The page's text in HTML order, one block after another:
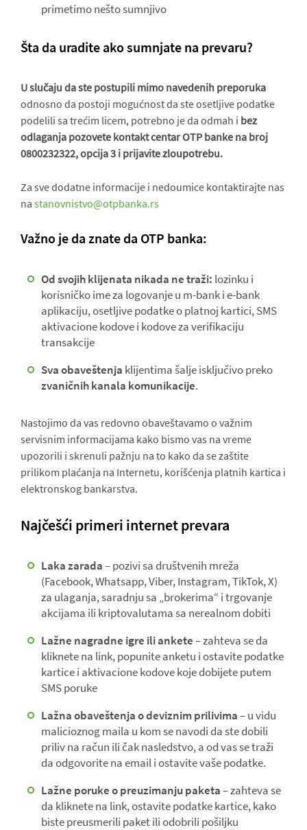
primetimo nešto sumnjivo
Šta da uradite ako sumnjate na prevaru?
U slučaju da ste postupili mimo navedenih preporuka
odnosno da postoji mogućnost da ste osetljive podatke
podelili sa trećim licem, potrebno je da odmah i bez
odlaganja pozovete kontakt centar OTP banke na broj
0800232322, opcija 3 i prijavite zloupotrebu.
Za sve dodatne informacije i nedoumice kontaktirajte nas
na stanovnistvo@otpbanka.rs
Važno je da znate da OTP banka:
Od svojih klijenata nikada ne traži: lozinku i
korisničko ime za logovanje u m-bank i e-bank
aplikaciju, osetljive podatke o platnoj kartici, SMS
aktivacione kodove i kodove za verifikaciju
transakcije
Sva obaveštenja klijentima šalje isključivo preko
zvaničnih kanala komunikacije.
Nastojimo da vas redovno obaveštavamo o važnim
servisnim informacijama kako bismo vas na vreme
upozorili i skrenuli pažnju na to kako da se zaštite
prilikom plaćanja na Internetu, korišćenja platnih kartica i
elektronskog bankarstva.
Najčešći primeri internet prevara
Laka zarada– pozivi sa društvenih mreža
(Facebook, Whatsapp, Viber, Instagram, TikTok, X)
za ulaganja, saradnju sa „brokerima“ i trgovanje
akcijama ili kriptovalutama sa nerealnom dobiti
Lažne nagradne igre ili ankete– zahteva se da
kliknete na link, popunite anketu i ostavite podatke
kartice i aktivacione kodove koje dobijete putem
SMS poruke
Lažna obaveštenja o deviznim prilivima– u vidu
malicioznog maila u kom se navodi da ste dobili
priliv na račun ili čak nasledstvo, a od vas se traži
da odgovorite na email i ostavite vaše podatke.
Lažne poruke o preuzimanju paketa– zahteva se
da kliknete na link, ostavite podatke kartice, kako
biste preusmerili paket ili odobrili pošiljku